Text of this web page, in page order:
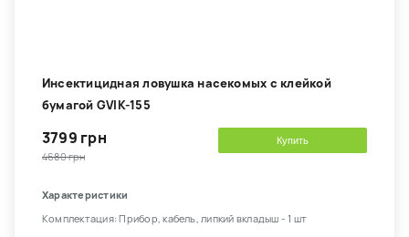
Инсектицидная ловушка насекомых с клейкой
бумагой GVIK-155
3799 грн
4680 грн
Купить
Характеристики
Комплектация: Прибор, кабель, липкий вкладыш - 1 шт